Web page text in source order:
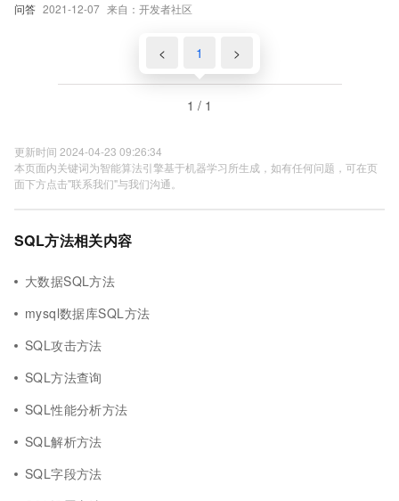
问答 2021-12-07 来自：开发者社区
< 1 >
1 / 1
更新时间 2024-04-23 09:26:34
本页面内关键词为智能算法引擎基于机器学习所生成，如有任何问题，可在页
面下方点击"联系我们"与我们沟通。
SQL方法相关内容
大数据SQL方法
mysql数据库SQL方法
SQL攻击方法
SQL方法查询
SQL性能分析方法
SQL解析方法
SQL字段方法